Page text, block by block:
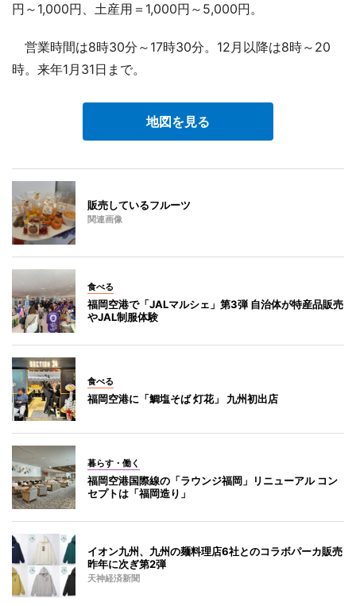
円～1,000円、土産用＝1,000円～5,000円。
営業時間は8時30分～17時30分。12月以降は8時～20
時。来年1月31日まで。
地図を見る
販売しているフルーツ
関連画像
食べる
福岡空港で「JALマルシェ」第3弾 自治体が特産品販売
やJAL制服体験
食べる
福岡空港に「鯛塩そば 灯花」 九州初出店
暮らす・働く
福岡空港国際線の「ラウンジ福岡」リニューアル コン
セプトは「福岡造り」
イオン九州、九州の麺料理店6社とのコラボパーカ販売
昨年に次ぎ第2弾
天神経済新聞